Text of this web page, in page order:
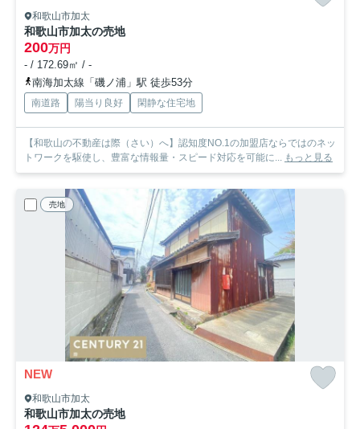
和歌山市加太
和歌山市加太の売地
200万円
- / 172.69㎡ / -
南海加太線「磯ノ浦」駅 徒歩53分
南道路 陽当り良好 閑静な住宅地
【和歌山の不動産は際（さい）へ】認知度NO.1の加盟店ならではのネッ
トワークを駆使し、豊富な情報量・スピード対応を可能に... もっと見る
売地
NEW
和歌山市加太
和歌山市加太の売地